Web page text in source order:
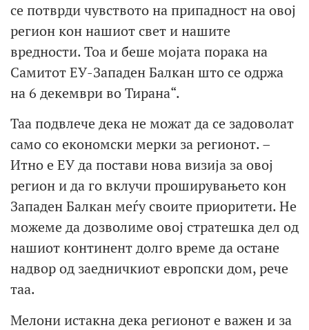
се потврди чувството на припадност на овој
регион кон нашиот свет и нашите
вредности. Тоа и беше мојата порака на
Самитот ЕУ-Западен Балкан што се одржа
на 6 декември во Тирана“.
Таа подвлече дека не можат да се задоволат
само со економски мерки за регионот. –
Итно е ЕУ да постави нова визија за овој
регион и да го вклучи проширувањето кон
Западен Балкан меѓу своите приоритети. Не
можеме да дозволиме овој стратешка дел од
нашиот континент долго време да остане
надвор од заедничкиот европски дом, рече
таа.
Мелони истакна дека регионот е важен и за